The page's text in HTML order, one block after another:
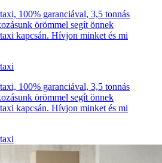
100% garanciával, 3,5 tonnás
örömmel segít önnek
kapcsán. Hívjon minket és mi
100% garanciával, 3,5 tonnás
örömmel segít önnek
kapcsán. Hívjon minket és mi